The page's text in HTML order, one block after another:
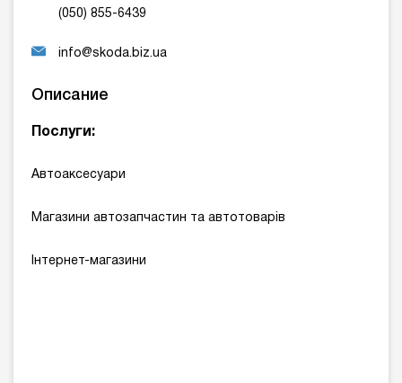
(050) 855-6439
info@skoda.biz.ua
Описание
Послуги:
Автоаксесуари
Магазини автозапчастин та автотоварів
Інтернет-магазини